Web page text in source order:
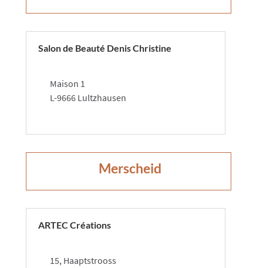
Salon de Beauté Denis Christine
Maison 1
L-9666 Lultzhausen
​Merscheid
ARTEC Créations
15, Haaptstrooss